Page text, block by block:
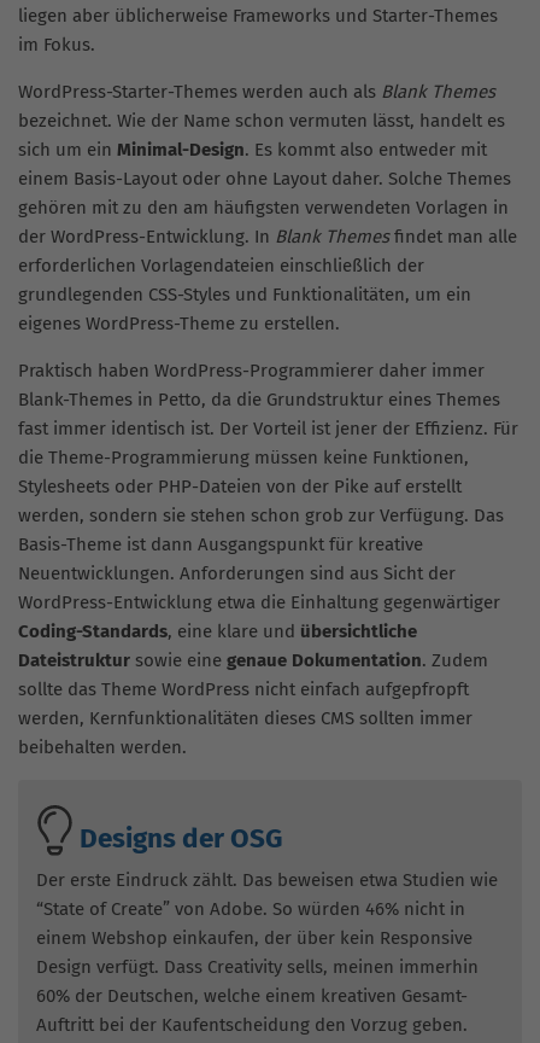
liegen aber üblicherweise Frameworks und Starter-Themes
im Fokus.
WordPress-Starter-Themes werden auch als Blank Themes
bezeichnet. Wie der Name schon vermuten lässt, handelt es
sich um ein Minimal-Design. Es kommt also entweder mit
einem Basis-Layout oder ohne Layout daher. Solche Themes
gehören mit zu den am häufigsten verwendeten Vorlagen in
der WordPress-Entwicklung. In Blank Themesfindet man alle
erforderlichen Vorlagendateien einschließlich der
grundlegenden CSS-Styles und Funktionalitäten, um ein
eigenes WordPress-Theme zu erstellen.
Praktisch haben WordPress-Programmierer daher immer
Blank-Themes in Petto, da die Grundstruktur eines Themes
fast immer identisch ist. Der Vorteil ist jener der Effizienz. Für
die Theme-Programmierung müssen keine Funktionen,
Stylesheets oder PHP-Dateien von der Pike auf erstellt
werden, sondern sie stehen schon grob zur Verfügung. Das
Basis-Theme ist dann Ausgangspunkt für kreative
Neuentwicklungen. Anforderungen sind aus Sicht der
WordPress-Entwicklung etwa die Einhaltung gegenwärtiger
Coding-Standards, eine klare und übersichtliche
Dateistruktur sowie eine genaue Dokumentation. Zudem
sollte das Theme WordPress nicht einfach aufgepfropft
werden, Kernfunktionalitäten dieses CMS sollten immer
beibehalten werden.
Designs der OSG
Der erste Eindruck zählt. Das beweisen etwa Studien wie
“State of Create” von Adobe. So würden 46% nicht in
einem Webshop einkaufen, der über kein Responsive
Design verfügt. Dass Creativity sells, meinen immerhin
60% der Deutschen, welche einem kreativen Gesamt-
Auftritt bei der Kaufentscheidung den Vorzug geben.